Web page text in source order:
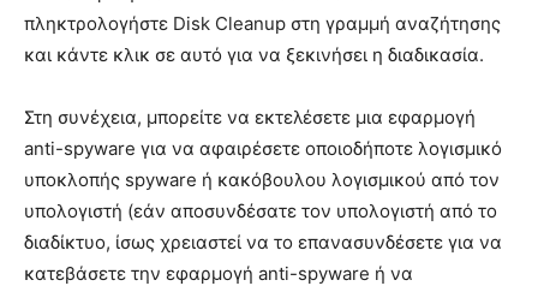
πληκτρολογήστε Disk Cleanup στη γραμμή αναζήτησης
και κάντε κλικ σε αυτό για να ξεκινήσει η διαδικασία.
Στη συνέχεια, μπορείτε να εκτελέσετε μια εφαρμογή
anti-spyware για να αφαιρέσετε οποιοδήποτε λογισμικό
υποκλοπής spyware ή κακόβουλου λογισμικού από τον
υπολογιστή (εάν αποσυνδέσατε τον υπολογιστή από το
διαδίκτυο, ίσως χρειαστεί να το επανασυνδέσετε για να
κατεβάσετε την εφαρμογή anti-spyware ή να